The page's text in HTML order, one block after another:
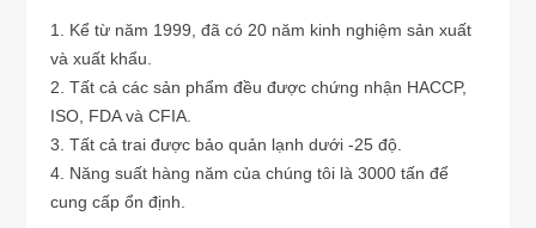
1. Kể từ năm 1999, đã có 20 năm kinh nghiệm sản xuất
và xuất khẩu.
2. Tất cả các sản phẩm đều được chứng nhận HACCP,
ISO, FDA và CFIA.
3. Tất cả trai được bảo quản lạnh dưới -25 độ.
4. Năng suất hàng năm của chúng tôi là 3000 tấn để
cung cấp ổn định.